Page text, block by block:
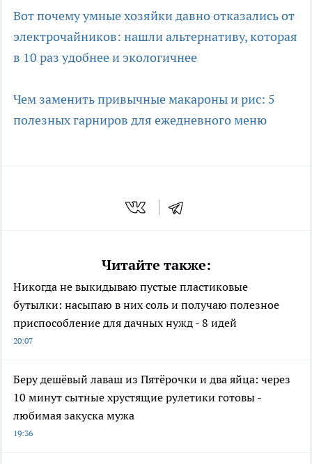
Вот почему умные хозяйки давно отказались от
электрочайников: нашли альтернативу, которая
в 10 раз удобнее и экологичнее
Чем заменить привычные макароны и рис: 5
полезных гарниров для ежедневного меню
Читайте также:
Никогда не выкидываю пустые пластиковые
бутылки: насыпаю в них соль и получаю полезное
приспособление для дачных нужд - 8 идей
20:07
Беру дешёвый лаваш из Пятёрочки и два яйца: через
10 минут сытные хрустящие рулетики готовы -
любимая закуска мужа
19:36